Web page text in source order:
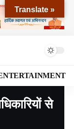
>मुख्य सचिव ने लिए सभी जिलाधिकारियों से सुझाव
से
Translate »